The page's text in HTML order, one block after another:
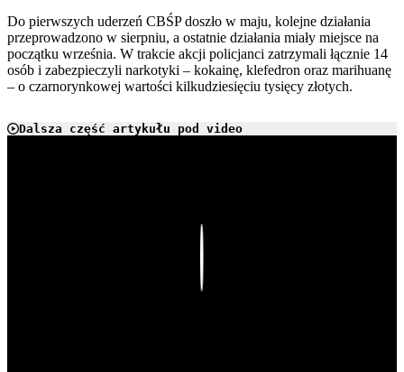
Do pierwszych uderzeń CBŚP doszło w maju, kolejne działania
przeprowadzono w sierpniu, a ostatnie działania miały miejsce na
początku września. W trakcie akcji policjanci zatrzymali łącznie 14
osób i zabezpieczyli narkotyki – kokainę, klefedron oraz marihuanę
– o czarnorynkowej wartości kilkudziesięciu tysięcy złotych.
Dalsza część artykułu pod video